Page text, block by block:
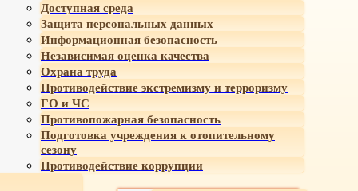
Доступная среда
Защита персональных данных
Информационная безопасность
Независимая оценка качества
Охрана труда
Противодействие экстремизму и терроризму
ГО и ЧС
Противопожарная безопасность
Подготовка учреждения к отопительному
сезону
Противодействие коррупции